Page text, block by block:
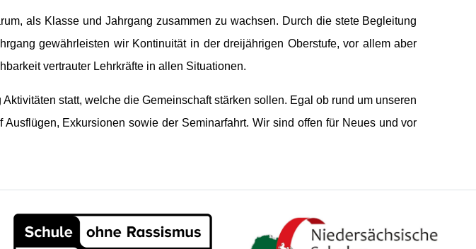
als Klasse und Jahrgang zusammen zu wachsen. Durch die stete Begleitung
gewährleisten wir Kontinuität in der dreijährigen Oberstufe, vor allem aber
vertrauter Lehrkräfte in allen Situationen.
statt, welche die Gemeinschaft stärken sollen. Egal ob rund um unseren
Ausflügen, Exkursionen sowie der Seminarfahrt. Wir sind offen für Neues und vor